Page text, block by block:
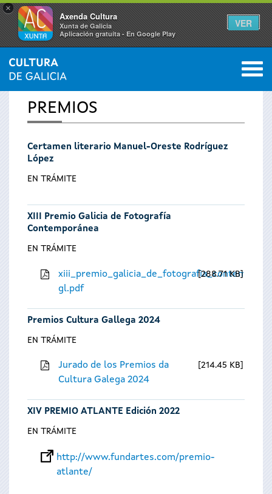
×
Axenda Cultura
Xunta de Galicia
Aplicación gratuíta - En Google Play
VER
Se
encuentra
usted
aquí
INICIO 0
PREMIOS
Certamen literario Manuel-Oreste Rodríguez
López
EN TRÁMITE
XIII Premio Galicia de Fotografía
Contemporánea
EN TRÁMITE
gl.pdf
288.71 KB
Premios Cultura Gallega 2024
EN TRÁMITE
Jurado de los Premios da
Cultura Galega 2024
214.45 KB
XIV PREMIO ATLANTE Edición 2022
EN TRÁMITE
http://www.fundartes.com/premio-
atlante/